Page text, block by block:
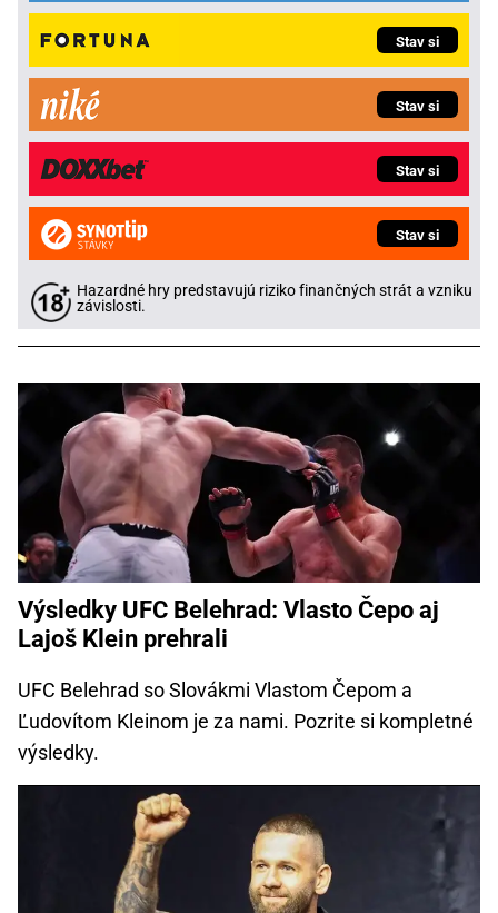
Stav si
Stav si
Stav si
Stav si
Hazardné hry predstavujú riziko finančných strát a vzniku
závislosti.
Výsledky UFC Belehrad: Vlasto Čepo aj
Lajoš Klein prehrali
UFC Belehrad so Slovákmi Vlastom Čepom a
Ľudovítom Kleinom je za nami. Pozrite si kompletné
výsledky.